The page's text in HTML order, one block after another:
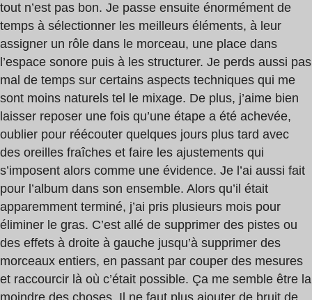
tout n’est pas bon. Je passe ensuite énormément de
temps à sélectionner les meilleurs éléments, à leur
assigner un rôle dans le morceau, une place dans
l’espace sonore puis à les structurer. Je perds aussi pas
mal de temps sur certains aspects techniques qui me
sont moins naturels tel le mixage. De plus, j’aime bien
laisser reposer une fois qu’une étape a été achevée,
oublier pour réécouter quelques jours plus tard avec
des oreilles fraîches et faire les ajustements qui
s’imposent alors comme une évidence. Je l’ai aussi fait
pour l’album dans son ensemble. Alors qu’il était
apparemment terminé, j’ai pris plusieurs mois pour
éliminer le gras. C’est allé de supprimer des pistes ou
des effets à droite à gauche jusqu’à supprimer des
morceaux entiers, en passant par couper des mesures
et raccourcir là où c’était possible. Ça me semble être la